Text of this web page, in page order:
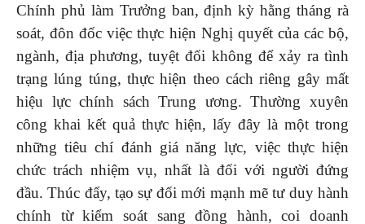
Chính phủ làm Trưởng ban, định kỳ hằng tháng rà
soát, đôn đốc việc thực hiện Nghị quyết của các bộ,
ngành, địa phương, tuyệt đối không để xảy ra tình
trạng lúng túng, thực hiện theo cách riêng gây mất
hiệu lực chính sách Trung ương. Thường xuyên
công khai kết quả thực hiện, lấy đây là một trong
những tiêu chí đánh giá năng lực, việc thực hiện
chức trách nhiệm vụ, nhất là đối với người đứng
đầu. Thúc đẩy, tạo sự đổi mới mạnh mẽ tư duy hành
chính từ kiểm soát sang đồng hành, coi doanh